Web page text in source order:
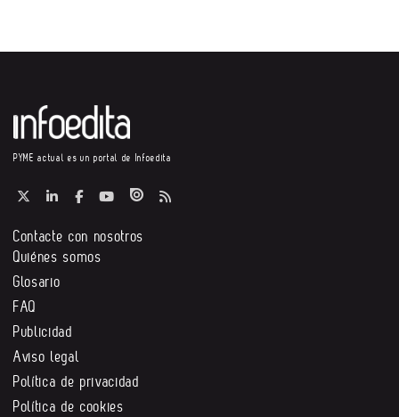
PYME actual es un portal de Infoedita
Contacte con nosotros
Quiénes somos
Glosario
FAQ
Publicidad
Aviso legal
Política de privacidad
Política de cookies